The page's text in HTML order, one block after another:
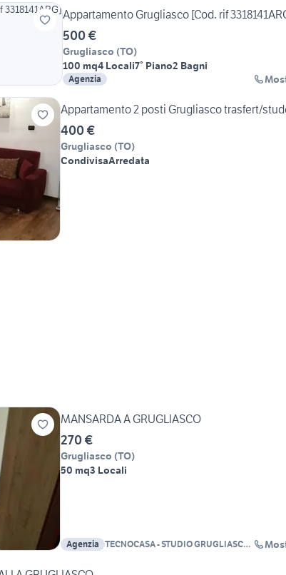
Appartamento Grugliasco [Cod. rif
500 €
Grugliasco (TO)
100 mq4 Locali7° Piano2 Bagni
Agenzia
Appartamento 2 posti Grugliasco trasfert/
400 €
Grugliasco (TO)
CondivisaArredata
MANSARDA A GRUGLIASCO
270 €
Grugliasco (TO)
50 mq3 Locali
Agenzia TECNOCASA - STUDIO GRUGLIASCO